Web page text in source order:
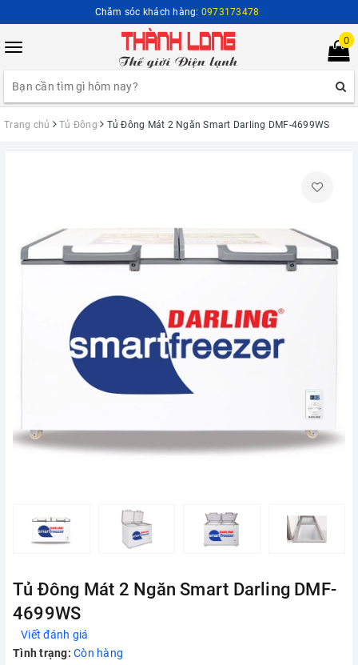
Chăm sóc khách hàng: 0973173478
Toggle
0
Trang chủ Tủ Đông Tủ Đông Mát 2 Ngăn Smart Darling DMF-4699WS
Tủ Đông Mát 2 Ngăn Smart Darling DMF-
4699WS
Viết đánh giá
Tình trạng: Còn hàng